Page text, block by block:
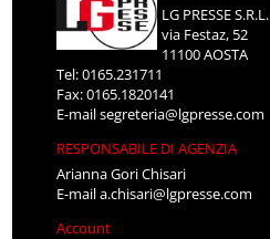
LG PRESSE S.R.L.
via Festaz, 52
11100 AOSTA
Tel: 0165.231711
Fax: 0165.1820141
E-mailsegreteria@lgpresse.com
RESPONSABILE DI AGENZIA
Arianna Gori Chisari
E-maila.chisari@lgpresse.com
Account